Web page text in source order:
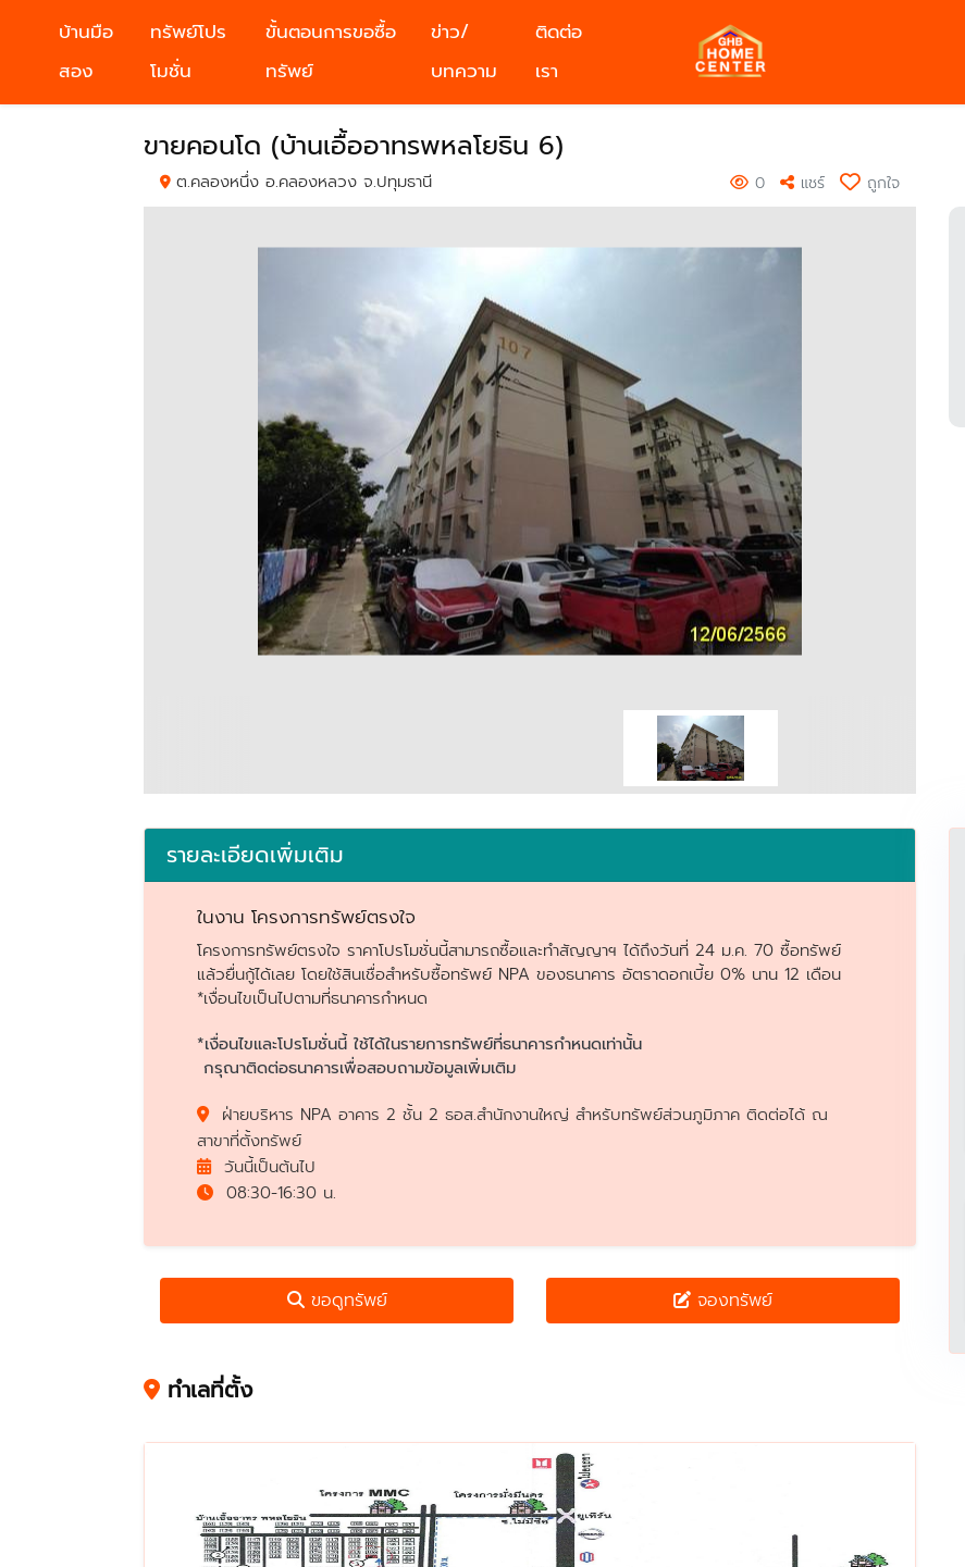
บ้านมือ
สอง
ทรัพย์โปร
โมชั่น
ขั้นตอนการขอซื้อ
ทรัพย์
ข่าว/
บทความ
ติดต่อ
เรา
ขายคอนโด (บ้านเอื้ออาทรพหลโยธิน 6)
ต.คลองหนึ่ง อ.คลองหลวง จ.ปทุมธานี 0 แชร์ ถูกใจ
รายละเอียดเพิ่มเติม
ในงาน โครงการทรัพย์ตรงใจ
โครงการทรัพย์ตรงใจ ราคาโปรโมชั่นนี้สามารถซื้อและทำสัญญาฯ ได้ถึงวันที่ 24 ม.ค. 70 ซื้อทรัพย์
แล้วยื่นกู้ได้เลย โดยใช้สินเชื่อสำหรับซื้อทรัพย์ NPA ของธนาคาร อัตราดอกเบี้ย 0% นาน 12 เดือน
*เงื่อนไขเป็นไปตามที่ธนาคารกำหนด
*เงื่อนไขและโปรโมชั่นนี้ ใช้ได้ในรายการทรัพย์ที่ธนาคารกำหนดเท่านั้น
กรุณาติดต่อธนาคารเพื่อสอบถามข้อมูลเพิ่มเติม
ฝ่ายบริหาร NPA อาคาร 2 ชั้น 2 ธอส.สำนักงานใหญ่ สำหรับทรัพย์ส่วนภูมิภาค ติดต่อได้ ณ
สาขาที่ตั้งทรัพย์
วันนี้เป็นต้นไป
08:30-16:30 น.
ขอดูทรัพย์ จองทรัพย์
ทำเลที่ตั้ง